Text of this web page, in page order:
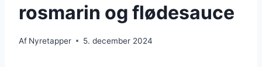
rosmarin og flødesauce
Af Nyretapper 5. december 2024